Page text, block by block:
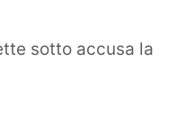
sotto accusa la